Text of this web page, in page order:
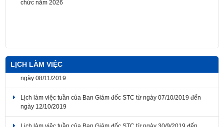
LỊCH LÀM VIỆC
Lịch làm việc tuần của Ban Giám đốc STC từ ngày 04/11/2019 đến
ngày 08/11/2019
Lịch làm việc tuần của Ban Giám đốc STC từ ngày 07/10/2019 đến
ngày 12/10/2019
Lịch làm việc tuần của Ban Giám đốc STC từ ngày 30/9/2019 đến